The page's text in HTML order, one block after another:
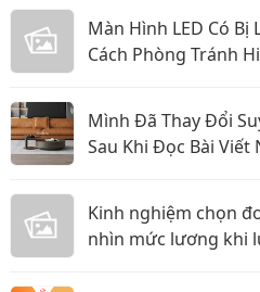
Màn Hình LED Có
Cách Phòng Tránh
Mình Đã Thay Đổi
Sau Khi Đọc Bài Viết
Kinh nghiệm chọn
nhìn mức lương khi